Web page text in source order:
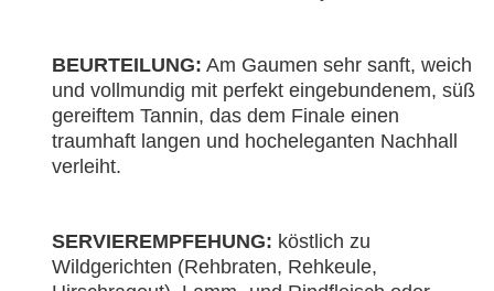
BEURTEILUNG: Am Gaumen sehr sanft, weich
und vollmundig mit perfekt eingebundenem, süß
gereiftem Tannin, das dem Finale einen
traumhaft langen und hocheleganten Nachhall
verleiht.
SERVIEREMPFEHUNG: köstlich zu
Wildgerichten (Rehbraten, Rehkeule,